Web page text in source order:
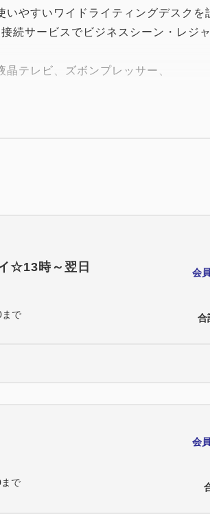
いやすいワイドライティングデスクを
続サービスでビジネスシーン・レジ
晶テレビ、ズボンプレッサー、
していただける空間と時間をご提供致
会
合
☆13時～翌日
で
会
で